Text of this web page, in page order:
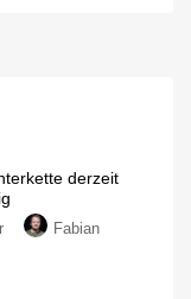
derzeit
Fabian